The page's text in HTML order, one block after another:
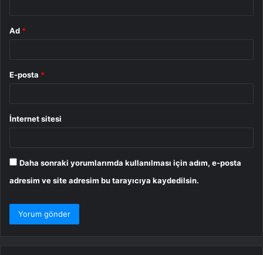
Ad *
E-posta *
İnternet sitesi
Daha sonraki yorumlarımda kullanılması için adım, e-posta
adresim ve site adresim bu tarayıcıya kaydedilsin.